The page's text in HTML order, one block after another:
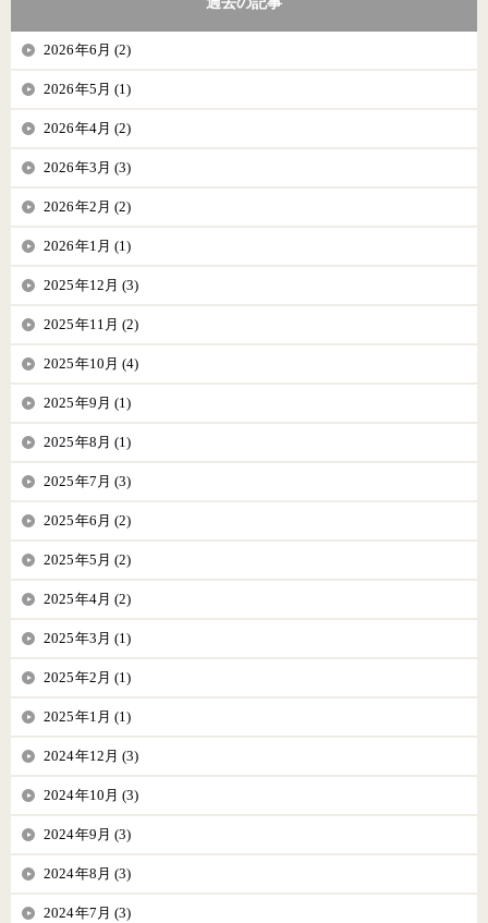
2026年6月 (2)
2026年5月 (1)
2026年4月 (2)
2026年3月 (3)
2026年2月 (2)
2026年1月 (1)
2025年12月 (3)
2025年11月 (2)
2025年10月 (4)
2025年9月 (1)
2025年8月 (1)
2025年7月 (3)
2025年6月 (2)
2025年5月 (2)
2025年4月 (2)
2025年3月 (1)
2025年2月 (1)
2025年1月 (1)
2024年12月 (3)
2024年10月 (3)
2024年9月 (3)
2024年8月 (3)
2024年7月 (3)